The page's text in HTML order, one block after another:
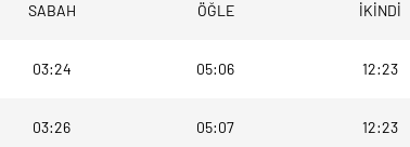
SABAH ÖĞLE İKİNDİ
03:24 05:06 12:23
03:26 05:07 12:23